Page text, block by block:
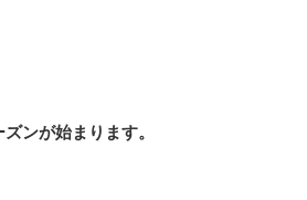
ンが始まります。